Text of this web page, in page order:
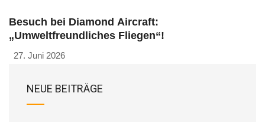
Besuch bei Diamond Aircraft:
„Umweltfreundliches Fliegen“!
27. Juni 2026
NEUE BEITRÄGE